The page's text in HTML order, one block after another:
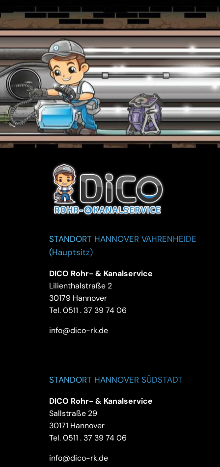
STANDORT HANNOVER VAHRENHEIDE
(Hauptsitz)
DICO Rohr- & Kanalservice
Lilienthalstraße 2
30179 Hannover
Tel.0511 . 37 39 74 06
info@dico-rk.de
STANDORT HANNOVER SÜDSTADT
DICO Rohr- & Kanalservice
Sallstraße 29
30171 Hannover
Tel.0511 . 37 39 74 06
info@dico-rk.de